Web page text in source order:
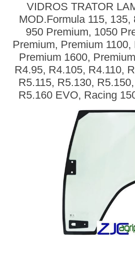
VIDROS TRATOR
MOD.Formula 115, 135,
950 Premium, 1050
Premium, Premium
Premium 1600,
R4.95, R4.105, R4.110,
R5.115, R5.130,
R5.160 EVO, Racing